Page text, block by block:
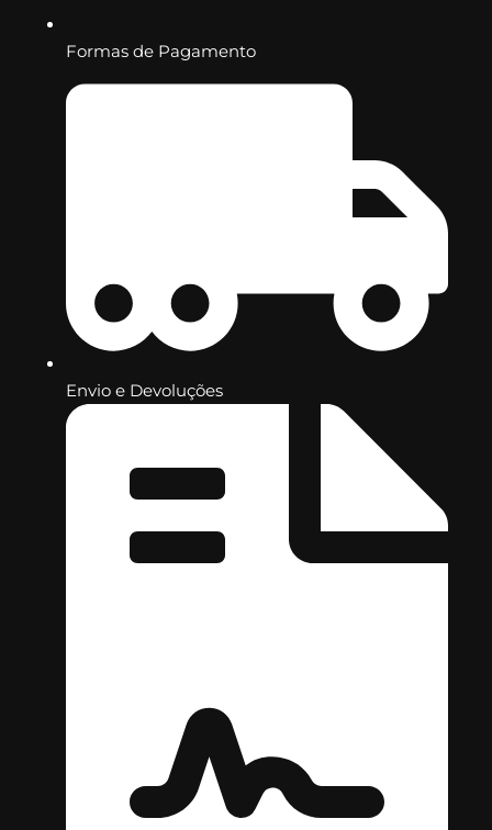
Formas de Pagamento
Envio e Devoluções